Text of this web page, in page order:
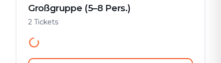
Großgruppe (5–8 Pers.)
2 Tickets